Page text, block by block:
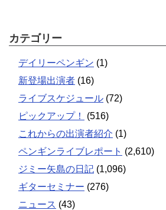
カテゴリー
デイリーペンギン (1)
新登場出演者 (16)
ライブスケジュール (72)
ピックアップ！
(516)
これからの出演者紹介 (1)
ペンギンライブレポート (2,610)
ジミー矢島の日記 (1,096)
ギターセミナー (276)
ニュース (43)